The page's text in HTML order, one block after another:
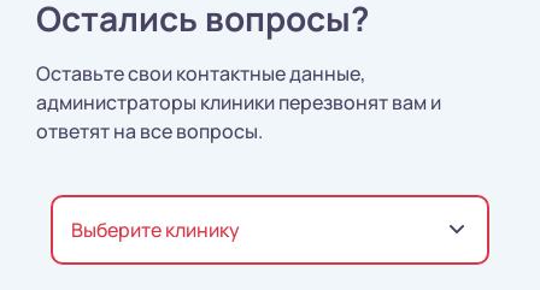
Остались вопросы?
Оставьте свои контактные данные,
администраторы клиники перезвонят вам и
ответят на все вопросы.
Выберите клинику